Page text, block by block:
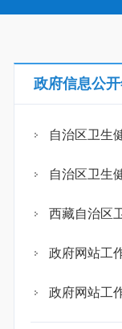
政府信息公
自治区卫生
自治区卫生
西藏自治区
政府网站工
政府网站工